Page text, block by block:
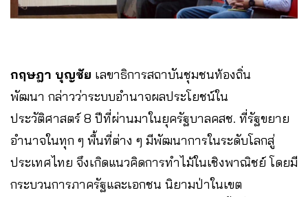
กฤษฎา บุญชัย เลขาธิการสถาบันชุมชนท้องถิ่น
พัฒนา กล่าวว่าระบบอำนาจผลประโยชน์ใน
ประวัติศาสตร์ 8 ปีที่ผ่านมาในยุครัฐบาลคสช. ที่รัฐขยาย
อำนาจในทุก ๆ พื้นที่ต่าง ๆ มีพัฒนาการในระดับโลกสู่
ประเทศไทย จึงเกิดแนวคิดการทำไม้ในเชิงพาณิชย์ โดยมี
กระบวนการภาครัฐและเอกชน นิยามป่าในเขต